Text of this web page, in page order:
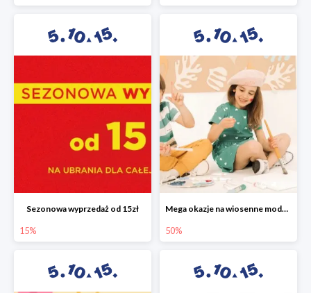
Sezonowa wyprzedaż od 15zł
15%
Mega okazje na wiosenne modele w 5.10.15 do -50%
50%